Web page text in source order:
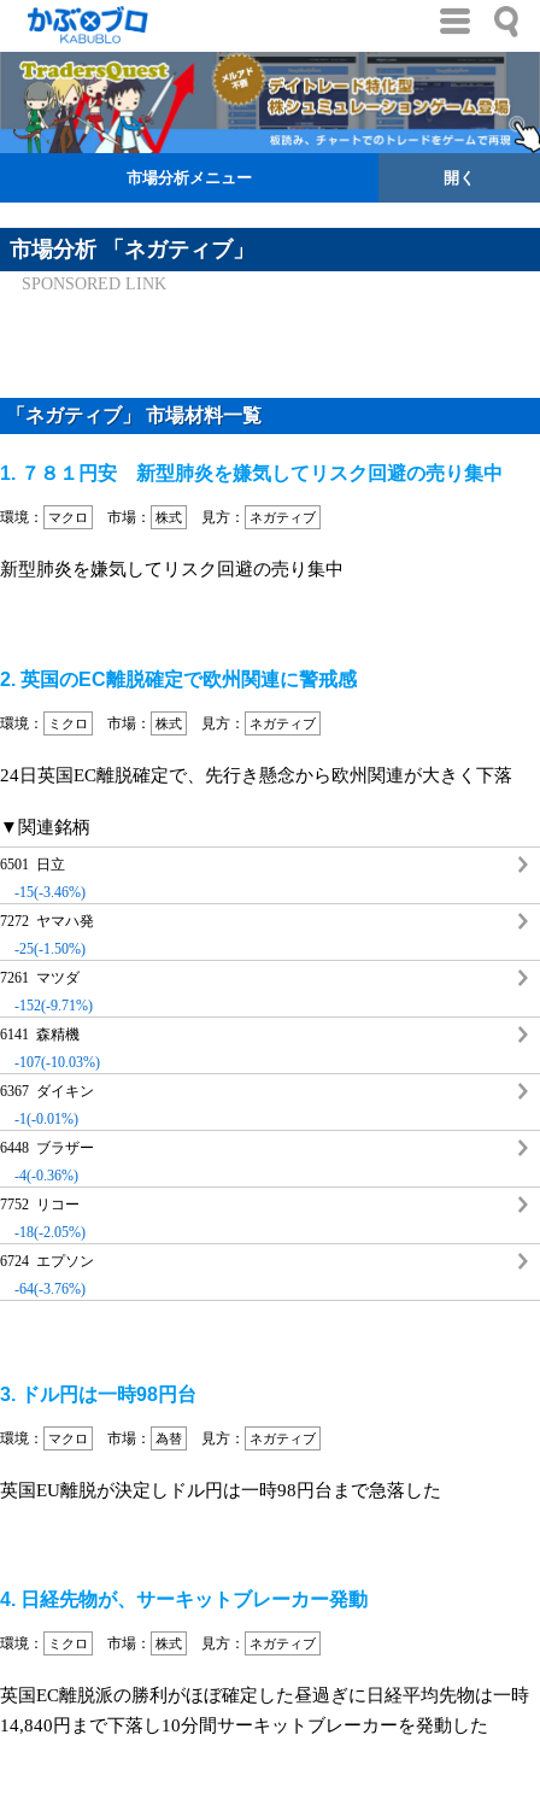
市場分析メニュー 開く
市場分析 「ネガティブ」
SPONSORED LINK
「ネガティブ」 市場材料一覧
1. ７８１円安 新型肺炎を嫌気してリスク回避の売り集中
環境： マクロ 市場： 株式 見方： ネガティブ
新型肺炎を嫌気してリスク回避の売り集中
2. 英国のEC離脱確定で欧州関連に警戒感
環境： ミクロ 市場： 株式 見方： ネガティブ
24日英国EC離脱確定で、先行き懸念から欧州関連が大きく下落
▼関連銘柄
6501 日立
-15(-3.46%)
7272 ヤマハ発
-25(-1.50%)
7261 マツダ
-152(-9.71%)
6141 森精機
-107(-10.03%)
6367 ダイキン
-1(-0.01%)
6448 ブラザー
-4(-0.36%)
7752 リコー
-18(-2.05%)
6724 エプソン
-64(-3.76%)
3. ドル円は一時98円台
環境： マクロ 市場： 為替 見方： ネガティブ
英国EU離脱が決定しドル円は一時98円台まで急落した
4. 日経先物が、サーキットブレーカー発動
環境： ミクロ 市場： 株式 見方： ネガティブ
英国EC離脱派の勝利がほぼ確定した昼過ぎに日経平均先物は一時
14,840円まで下落し10分間サーキットブレーカーを発動した